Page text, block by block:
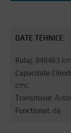
DATE TEHNICE:
Rulaj: 848463 km
Capacitate
cmc
Transmisie:
Functional: da